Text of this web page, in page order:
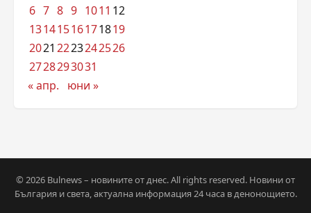
6 7 8 9 1011 12
13141516171819
2021 2223242526
2728293031
« апр.
юни »
© 2026 Bulnews – новините от днес. All rights reserved. Новини от
България и света, актуална информация 24 часа в денонощието.